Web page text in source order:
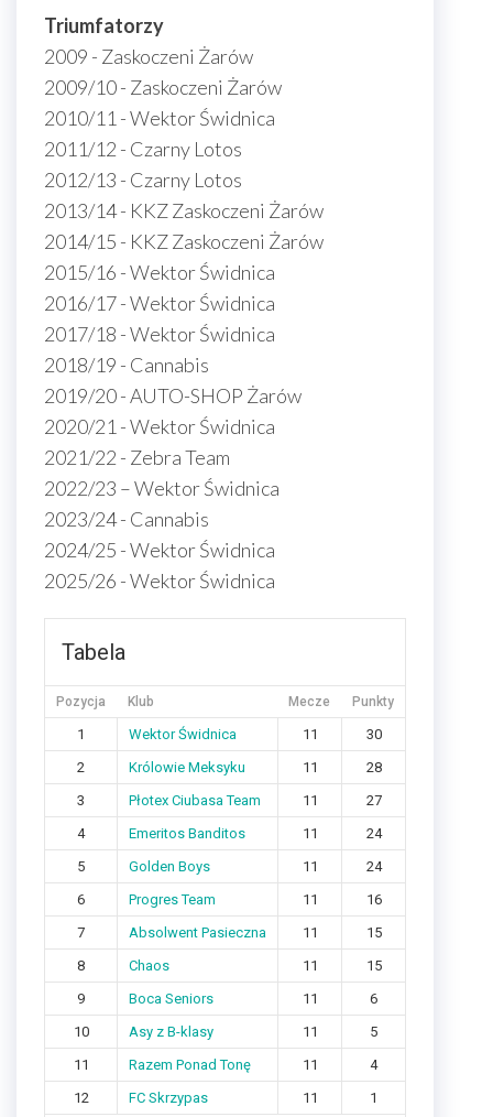
Triumfatorzy
2009 - Zaskoczeni Żarów
2009/10 - Zaskoczeni Żarów
2010/11 - Wektor Świdnica
2011/12 - Czarny Lotos
2012/13 - Czarny Lotos
2013/14 - KKZ Zaskoczeni Żarów
2014/15 - KKZ Zaskoczeni Żarów
2015/16 - Wektor Świdnica
2016/17 - Wektor Świdnica
2017/18 - Wektor Świdnica
2018/19 - Cannabis
2019/20 - AUTO-SHOP Żarów
2020/21 - Wektor Świdnica
2021/22 - Zebra Team
2022/23 – Wektor Świdnica
2023/24 - Cannabis
2024/25 - Wektor Świdnica
2025/26 - Wektor Świdnica
Tabela
Pozycja Klub Mecze Punkty
1 Wektor Świdnica 11
30
2
Królowie Meksyku 11
28
3
Płotex Ciubasa Team 11
27
4
Emeritos Banditos 11
24
5
Golden Boys 11
24
6
Progres Team 11
16
7
Absolwent Pasieczna 11
15
8
Chaos 11
15
9
Boca Seniors 11
6
10
Asy z B-klasy 11
5
11
Razem Ponad Tonę 11
4
12
FC Skrzypas 11 1